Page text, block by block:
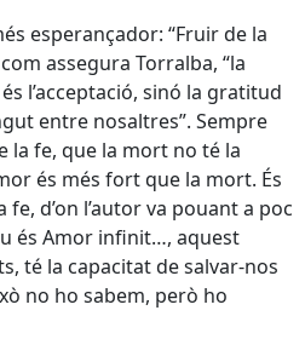
esperançador: “Fruir de la
assegura Torralba, “la
l’acceptació, sinó la gratitud
entre nosaltres”. Sempre
la fe, que la mort no té la
és més fort que la mort. És
d’on l’autor va pouant a poc
és Amor infinit…, aquest
té la capacitat de salvar-nos
no ho sabem, però ho